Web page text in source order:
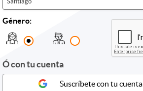
¡Lunes a
Género:
Ó con tu cuenta
Suscríbete con tu